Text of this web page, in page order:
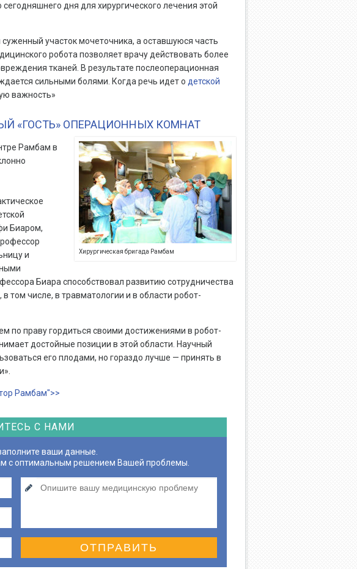
дня для хирургического лечения этой
участок мочеточника, а оставшуюся часть
робота позволяет врачу действовать более
тканей. В результате послеоперационная
сильными болями. Когда речь идет о детской
важность»
«ГОСТЬ» ОПЕРАЦИОННЫХ КОМНАТ
Хирургическая бригада Рамбам
Рамбам в
Биаром,
и
Биара способствовал развитию сотрудничества
том числе, в травматологии и в области робот-
по праву гордиться своими достижениями в робот-
достойные позиции в этой области. Научный
его плодами, но гораздо лучше — принять в
Рамбам">>
С НАМИ
ваши данные.
с оптимальным решением Вашей проблемы.
ОТПРАВИТЬ